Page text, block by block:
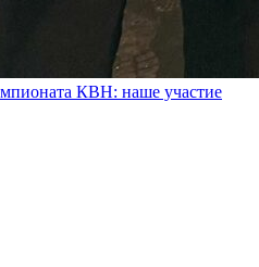
КВН: наше участие